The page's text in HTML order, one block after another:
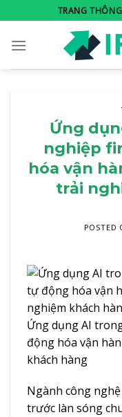
to
content
TRANG
Ứng
nghiệp
hóa vận
trải
POSTED
Ứng dụng AI
động hóa vận
khách hàng
Ngành công
trước làn sóng